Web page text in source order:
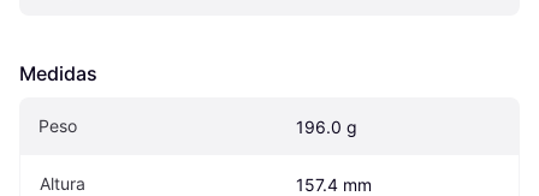
Medidas
Peso 196.0 g
Altura 157.4 mm